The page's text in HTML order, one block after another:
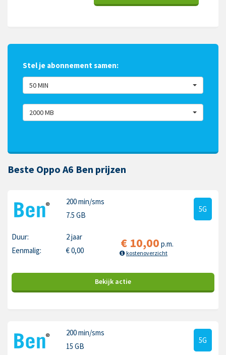
Stel je abonnement samen:
50 MIN
2000 MB
Beste Oppo A6 Ben prijzen
200 min/sms
7.5 GB
5G
Duur:
2 jaar
Eenmalig:
€0,00 € 10,00 p.m.
kostenoverzicht
Bekijk actie
200 min/sms
15 GB
5G